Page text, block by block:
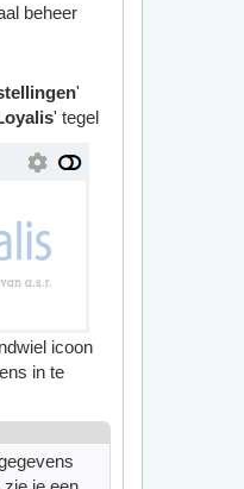
beheer
'
' tegel
icoon
in te